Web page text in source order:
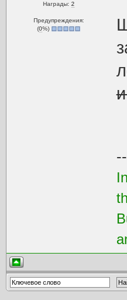
Награды: 2
Предупреждения:
(0%)